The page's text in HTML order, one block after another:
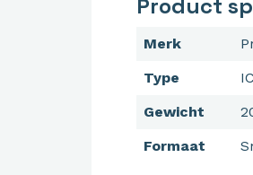
Product
Merk
Type
Gewicht
Formaat